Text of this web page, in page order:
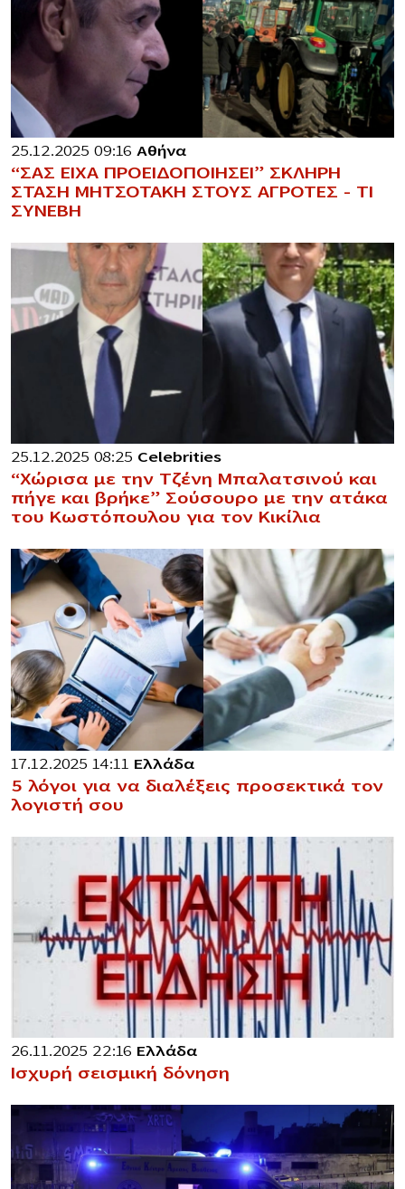
25.12.2025 09:16 Αθήνα
“ΣΑΣ ΕΙΧΑ ΠΡΟΕΙΔΟΠΟΙΗΣΕΙ” ΣΚΛΗΡΗ
ΣΤΑΣΗ ΜΗΤΣΟΤΑΚΗ ΣΤΟΥΣ ΑΓΡΟΤΕΣ – ΤΙ
ΣΥΝΕΒΗ
25.12.2025 08:25 Celebrities
“Χώρισα με την Τζένη Μπαλατσινού και
πήγε και βρήκε” Σούσουρο με την ατάκα
του Κωστόπουλου για τον Κικίλια
17.12.2025 14:11 Ελλάδα
5 λόγοι για να διαλέξεις προσεκτικά τον
λογιστή σου
26.11.2025 22:16 Ελλάδα
Ισχυρή σεισμική δόνηση